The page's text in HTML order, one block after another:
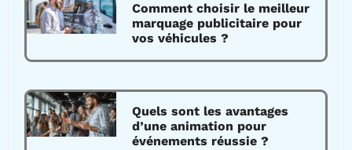
Comment choisir le meilleur
marquage publicitaire pour
vos véhicules ?
Quels sont les avantages
d’une animation pour
événements réussie ?